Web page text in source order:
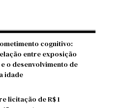
cognitivo:
entre exposição
o desenvolvimento de
idade
licitação de R$ 1